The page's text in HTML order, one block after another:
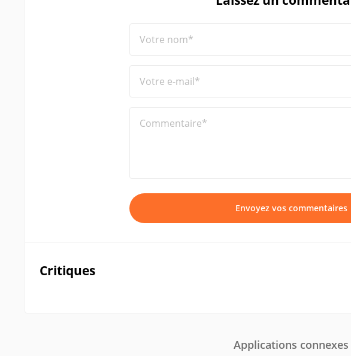
Votre nom*
Votre e-mail*
Commentaire*
Envoyez vos commentaires
Critiques
Applications connexes